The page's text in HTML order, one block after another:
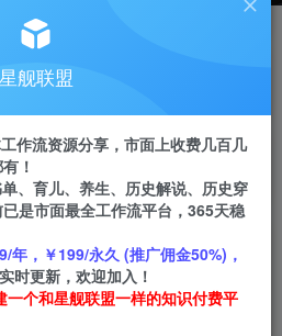
每周免费工作流体验
星舰联盟
作流资源分享，市面上收费几百几
！
、育儿、养生、历史解说、历史穿
是市面最全工作流平台，365天稳
年，￥199/永久 (推广佣金50%)，
时更新，欢迎加入！
一个和星舰联盟一样的知识付费平